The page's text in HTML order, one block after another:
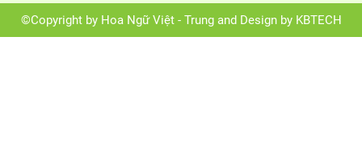
©Copyright by Hoa Ngữ Việt - Trung and Design by KBTECH